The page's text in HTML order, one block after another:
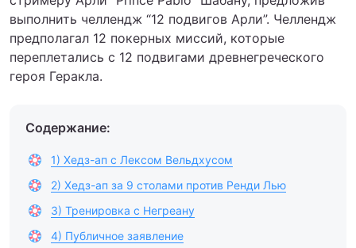
выполнить челлендж “12 подвигов Арли”. Челлендж
предполагал 12 покерных миссий, которые
переплетались с 12 подвигами древнегреческого
героя Геракла.
Содержание:
1) Хедз-ап с Лексом Вельдхусом
2) Хедз-ап за 9 столами против Ренди Лью
3) Тренировка с Негреану
4) Публичное заявление